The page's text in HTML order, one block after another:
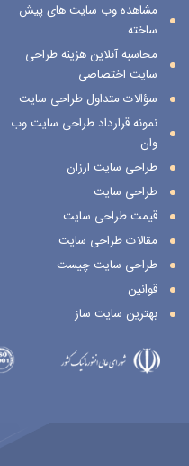
مشاهده وب سایت های پیش
ساخته
محاسبه آنلاین هزینه طراحی
سایت اختصاصی
سؤالات متداول طراحی سایت
نمونه قرارداد طراحی سایت وب
وان
طراحی سایت ارزان
طراحی سایت
قیمت طراحی سایت
مقالات طراحی سایت
طراحی سایت چیست
قوانین
بهترین سایت ساز